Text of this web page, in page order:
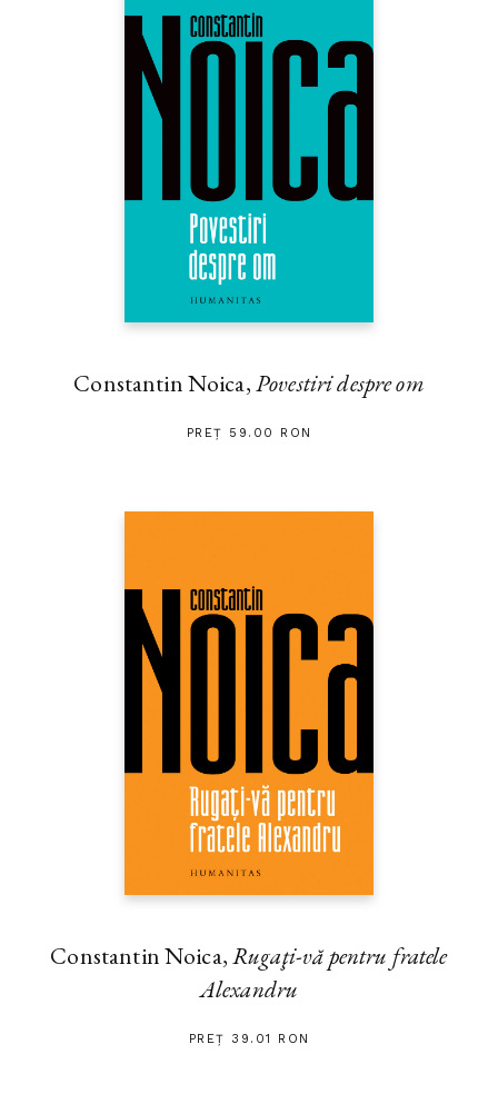
Constantin Noica,Povestiri despre om
PREȚ 59.00 RON
Constantin Noica,Rugaţi-vă pentru fratele
Alexandru
PREȚ 39.01 RON